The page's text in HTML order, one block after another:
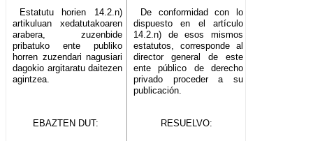
Estatutu horien 14.2.n)
artikuluan xedatutakoaren
arabera, zuzenbide
pribatuko ente publiko
horren zuzendari nagusiari
dagokio argitaratu daitezen
agintzea.
De conformidad con lo
dispuesto en el artículo
14.2.n) de esos mismos
estatutos, corresponde al
director general de este
ente público de derecho
privado proceder a su
publicación.
EBAZTEN DUT: RESUELVO: